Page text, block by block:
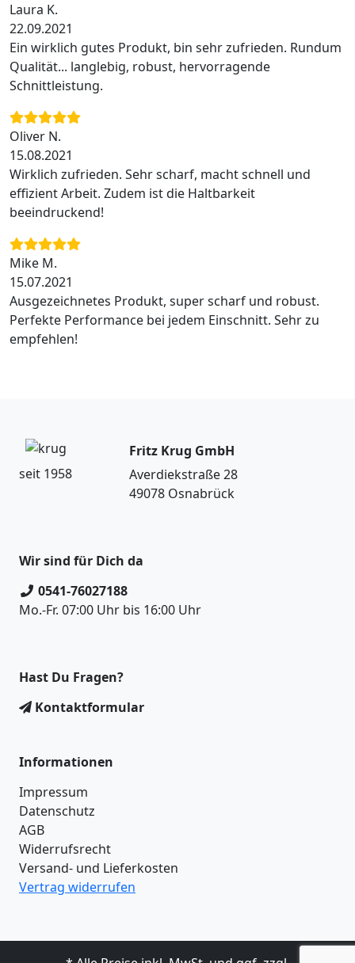
Laura K.
22.09.2021
Ein wirklich gutes Produkt, bin sehr zufrieden. Rundum
Qualität... langlebig, robust, hervorragende
Schnittleistung.
Oliver N.
15.08.2021
Wirklich zufrieden. Sehr scharf, macht schnell und
effizient Arbeit. Zudem ist die Haltbarkeit
beeindruckend!
Mike M.
15.07.2021
Ausgezeichnetes Produkt, super scharf und robust.
Perfekte Performance bei jedem Einschnitt. Sehr zu
empfehlen!
seit 1958
Fritz Krug GmbH
Averdiekstraße 28
49078 Osnabrück
Wir sind für Dich da
0541-76027188
Mo.-Fr. 07:00 Uhr bis 16:00 Uhr
Hast Du Fragen?
Kontaktformular
Informationen
Impressum
Datenschutz
AGB
Widerrufsrecht
Versand- und Lieferkosten
Vertrag widerrufen